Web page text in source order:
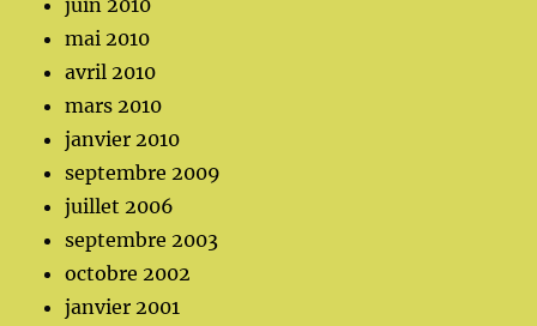
mai 2010
avril 2010
mars 2010
janvier 2010
septembre 2009
juillet 2006
septembre 2003
octobre 2002
janvier 2001